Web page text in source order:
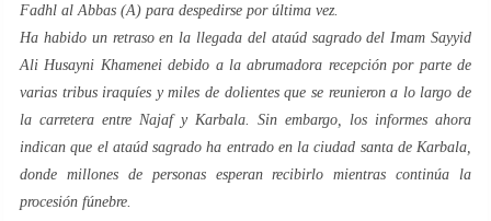
Fadhl al Abbas (A) para despedirse por última vez.
Ha habido un retraso en la llegada del ataúd sagrado del Imam Sayyid
Ali Husayni Khamenei debido a la abrumadora recepción por parte de
varias tribus iraquíes y miles de dolientes que se reunieron a lo largo de
la carretera entre Najaf y Karbala. Sin embargo, los informes ahora
indican que el ataúd sagrado ha entrado en la ciudad santa de Karbala,
donde millones de personas esperan recibirlo mientras continúa la
procesión fúnebre.